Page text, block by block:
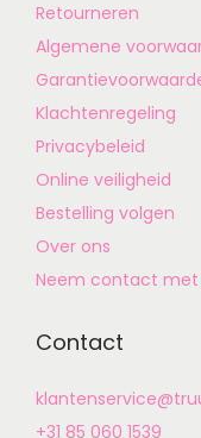
Retourneren
Algemene
Klachtenregeling
Privacybeleid
Online veiligheid
Bestelling volgen
Over ons
Neem contact met
Contact
+31 85 060 1539